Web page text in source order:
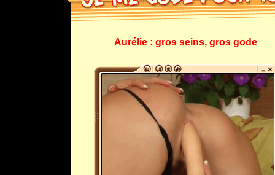
Aurélie : gros seins, gros gode